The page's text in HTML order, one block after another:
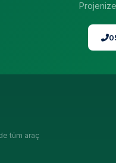
tüm araç